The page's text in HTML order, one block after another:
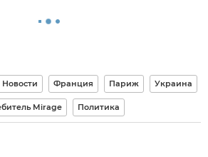
Новости Франция Париж Украина
Mirage Политика